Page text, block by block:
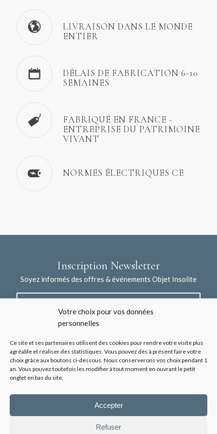
Votre choix pour vos données
personnelles
Ce site et ses partenaires utilisent des cookies pour rendre votre visite plus
agréable et réaliser des statistiques. Vous pouvez dès à présent faire votre
choix grâce aux boutons ci-dessous. Nous conserverons vos choix pendant 1
an. Vous pouvez toutefois les modifier à tout moment en ouvrant le petit
onglet en bas du site.
Accepter
Refuser
LIVRAISON DANS LE MONDE
ENTIER
DÉLAIS DE FABRICATION 6-10
SEMAINES
FABRIQUÉ EN FRANCE -
ENTREPRISE DU PATRIMOINE
VIVANT
NORMES ÉLECTRIQUES CE
Inscription Newsletter
Soyez informés des offres & événements Objet Insolite
J'accepte la collecte de mes données à l'aide de ce formulaire /
Voir les mentions légales*